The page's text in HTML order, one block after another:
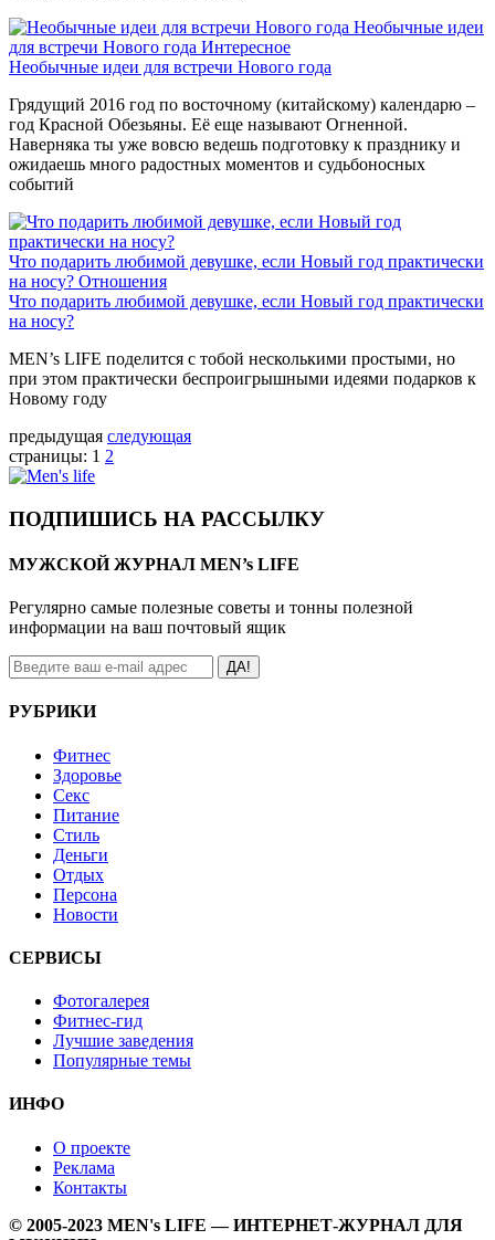
Необычные идеи
для встречи Нового года Интересное
Необычные идеи для встречи Нового года
Грядущий 2016 год по восточному (китайскому) календарю –
год Красной Обезьяны. Её еще называют Огненной.
Наверняка ты уже вовсю ведешь подготовку к празднику и
ожидаешь много радостных моментов и судьбоносных
событий
Что подарить любимой девушке, если Новый год практически
на носу? Отношения
Что подарить любимой девушке, если Новый год практически
на носу?
MEN’s LIFE поделится с тобой несколькими простыми, но
при этом практически беспроигрышными идеями подарков к
Новому году
предыдущая следующая
страницы: 1 2
ПОДПИШИСЬ НА РАССЫЛКУ
МУЖСКОЙ ЖУРНАЛ MEN’s LIFE
Регулярно самые полезные советы и тонны полезной
информации на ваш почтовый ящик
ДА!
РУБРИКИ
Фитнес
Здоровье
Секс
Питание
Стиль
Деньги
Отдых
Персона
Новости
СЕРВИСЫ
Фотогалерея
Фитнес-гид
Лучшие заведения
Популярные темы
ИНФО
О проекте
Реклама
Контакты
© 2005-2023 MEN's LIFE — ИНТЕРНЕТ-ЖУРНАЛ ДЛЯ